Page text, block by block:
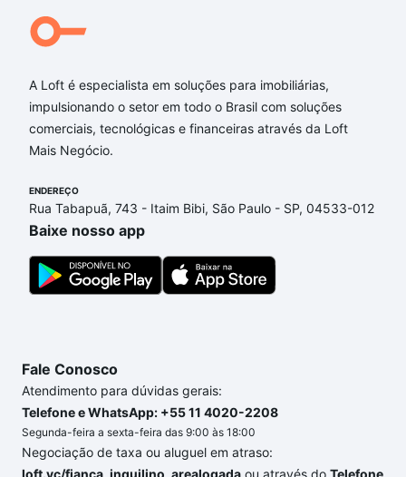
A Loft é especialista em soluções para imobiliárias,
impulsionando o setor em todo o Brasil com soluções
comerciais, tecnológicas e financeiras através da Loft
Mais Negócio.
ENDEREÇO
Rua Tabapuã, 743 - Itaim Bibi, São Paulo - SP, 04533-012
Baixe nosso app
Fale Conosco
Atendimento para dúvidas gerais:
Telefone e WhatsApp: +55 11 4020-2208
Segunda-feira a sexta-feira das 9:00 às 18:00
Negociação de taxa ou aluguel em atraso:
loft.vc/fianca_inquilino_arealogada ou através do Telefone